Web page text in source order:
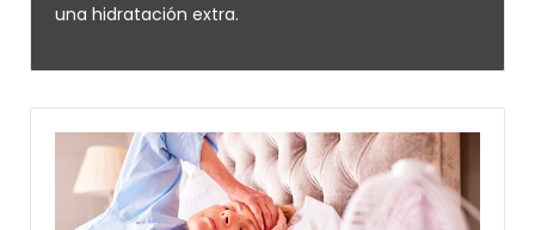
una hidratación extra.